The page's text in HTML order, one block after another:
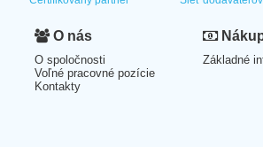
O nás
O spoločnosti
Voľné pracovné pozície
Kontakty
Základné